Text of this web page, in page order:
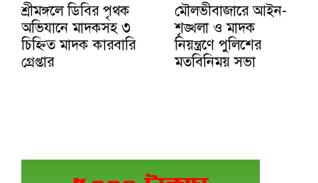
শ্রীমঙ্গলে ডিবির পৃথক
অভিযানে মাদকসহ ৩
চিহ্নিত মাদক কারবারি
গ্রেপ্তার
মৌলভীবাজারে আইন-
শৃঙ্খলা ও মাদক
নিয়ন্ত্রণে পুলিশের
মতবিনিময় সভা